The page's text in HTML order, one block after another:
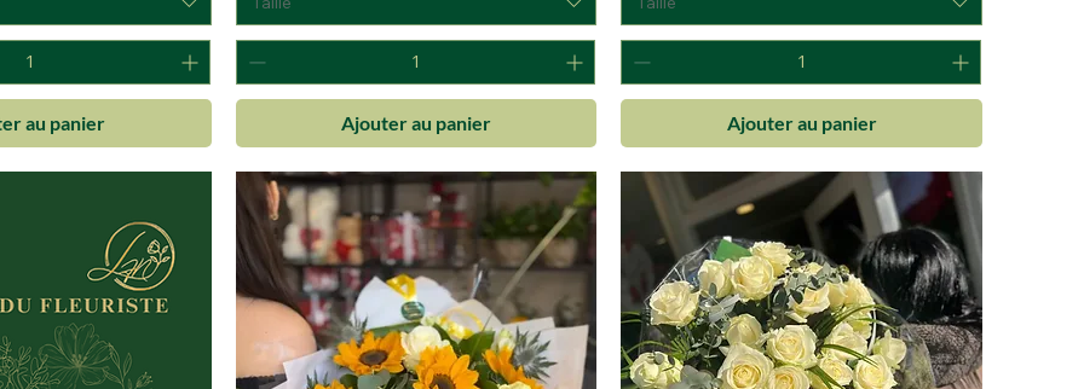
au panier Ajouter au panier Ajouter au panier